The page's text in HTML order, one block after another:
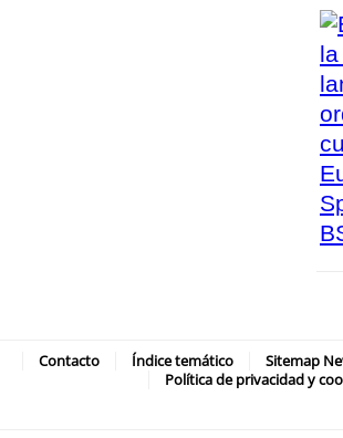
Contacto Índice temático Sitemap
Política de privacidad y